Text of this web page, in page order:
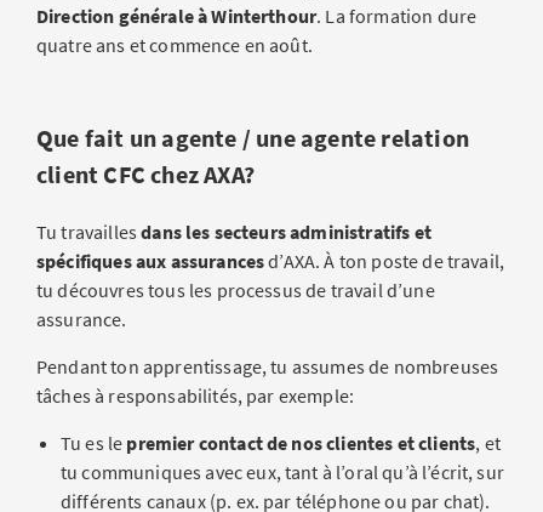
Direction générale à Winterthour. La formation dure
quatre ans et commence en août.
Que fait un agente / une agente relation
client CFC chez AXA?
Tu travaillesdans les secteurs administratifs et
spécifiques aux assurancesd’AXA. À ton poste de travail,
tu découvres tous les processus de travail d’une
assurance.
Pendant ton apprentissage, tu assumes de nombreuses
tâches à responsabilités, par exemple:
Tu es le premier contact de nos clientes et clients, et
tu communiques avec eux, tant à l’oral qu’à l’écrit, sur
différents canaux (p. ex. par téléphone ou par chat).